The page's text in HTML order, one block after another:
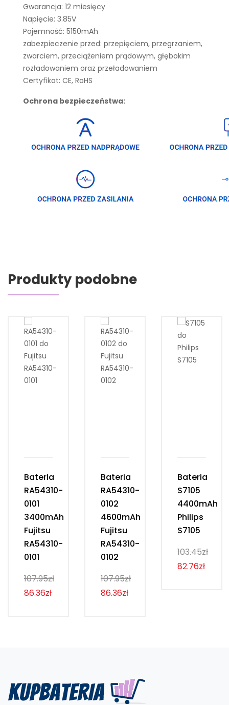
Gwarancja: 12 miesięcy
Napięcie: 3.85V
Pojemność: 5150mAh
zabezpieczenie przed: przepięciem, przegrzaniem,
zwarciem, przeciążeniem prądowym, głębokim
rozładowaniem oraz przeładowaniem
Certyfikat: CE, RoHS
Ochrona bezpieczeństwa:
Produkty podobne
Bateria
RA54310-
0101
3400mAh
Fujitsu
RA54310-
0101
107.95zł
86.36zł
Bateria
RA54310-
0102
4600mAh
Fujitsu
RA54310-
0102
107.95zł
86.36zł
Bateria
S7105
4400mAh
Philips
S7105
103.45zł
82.76zł